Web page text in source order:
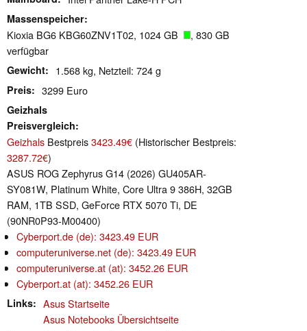
Massenspeicher
Kioxia BG6 KBG60ZNV1T02, 1024 GB
, 830 GB
verfügbar
Gewicht 1.568 kg, Netzteil: 724 g
Preis 3299 Euro
Geizhals
Preisvergleich
Geizhals Bestpreis3423.49€ (Historischer Bestpreis:
3287.72€)
ASUS ROG Zephyrus G14 (2026) GU405AR-
SY081W, Platinum White, Core Ultra 9 386H, 32GB
RAM, 1TB SSD, GeForce RTX 5070 Ti, DE
(90NR0P93-M00400)
Cyberport.de (de): 3423.49 EUR
computeruniverse.net (de): 3423.49 EUR
computeruniverse.at (at): 3452.26 EUR
Cyberport.at (at): 3452.26 EUR
Links
Asus Startseite
Asus Notebooks Übersichtseite